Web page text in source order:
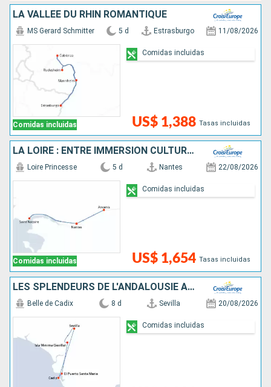
LA VALLÉE DU RHIN ROMANTIQUE
Comidas incluidas
MS Gerard Schmitter 5 d Estrasburgo 11/08/2026
US$ 1,388 Tasas incluidas
Comidas incluidas
LA LOIRE : ENTRE IMMERSION CULTURELLE, FOLKLORE TRADITIONNEL ET SAVEURS LOCALES
Comidas incluidas
Loire Princesse 5 d Nantes 22/08/2026
US$ 1,654 Tasas incluidas
Comidas incluidas
LES SPLENDEURS DE L'ANDALOUSIE AU FIL DU GUADALQUIVIR : SÉVILLE, CORDOUE ET CADIX
Belle de Cadix 8 d Sevilla 20/08/2026
Comidas incluidas